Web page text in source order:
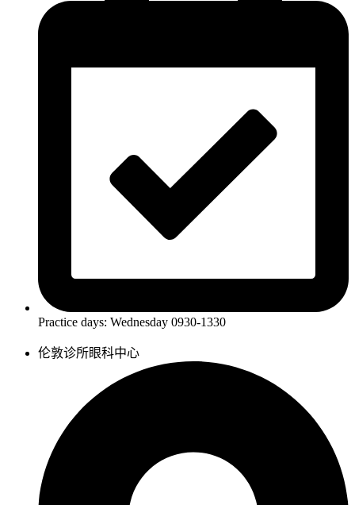
Practice days: Wednesday 0930-1330
伦敦诊所眼科中心